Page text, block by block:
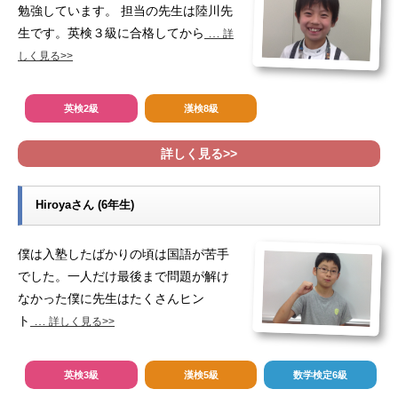
勉強しています。 担当の先生は陸川先
生です。英検３級に合格してから
詳
しく見る>>
英検2級 漢検8級
詳しく見る>>
Hiroyaさん (6年生)
僕は入塾したばかりの頃は国語が苦手
でした。一人だけ最後まで問題が解け
なかった僕に先生はたくさんヒン
ト … 詳しく見る>>
英検3級 漢検5級 数学検定6級